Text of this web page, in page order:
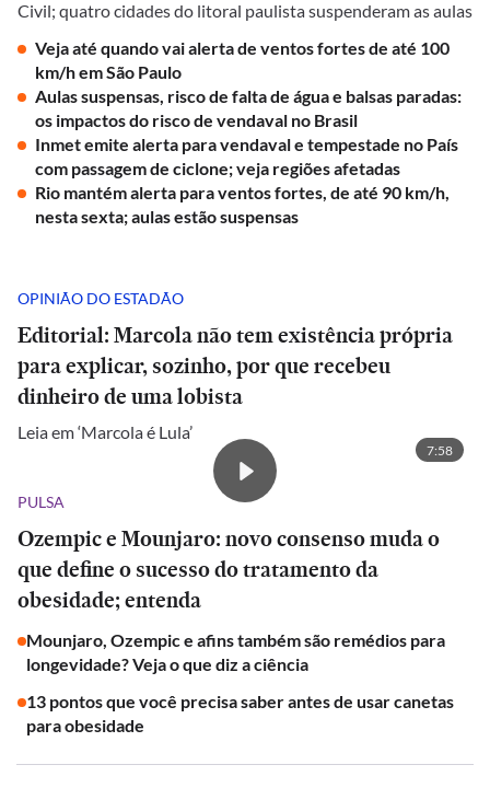
Civil; quatro cidades do litoral paulista suspenderam as aulas
Veja até quando vai alerta de ventos fortes de até 100
km/h em São Paulo
Aulas suspensas, risco de falta de água e balsas paradas:
os impactos do risco de vendaval no Brasil
Inmet emite alerta para vendaval e tempestade no País
com passagem de ciclone; veja regiões afetadas
Rio mantém alerta para ventos fortes, de até 90 km/h,
nesta sexta; aulas estão suspensas
OPINIÃO DO ESTADÃO
Editorial: Marcola não tem existência própria
para explicar, sozinho, por que recebeu
dinheiro de uma lobista
Leia em ‘Marcola é Lula’
7:58
PULSA
Ozempic e Mounjaro: novo consenso muda o
que define o sucesso do tratamento da
obesidade; entenda
Mounjaro, Ozempic e afins também são remédios para
longevidade? Veja o que diz a ciência
13 pontos que você precisa saber antes de usar canetas
para obesidade